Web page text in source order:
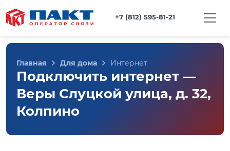
+7 (812) 595-81-21
Главная Для дома Интернет
Подключить интернет —
Веры Слуцкой улица, д. 32,
Колпино